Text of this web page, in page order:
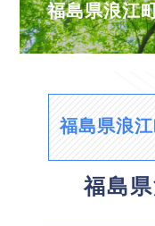
福島県浪江
福島県浪
福島